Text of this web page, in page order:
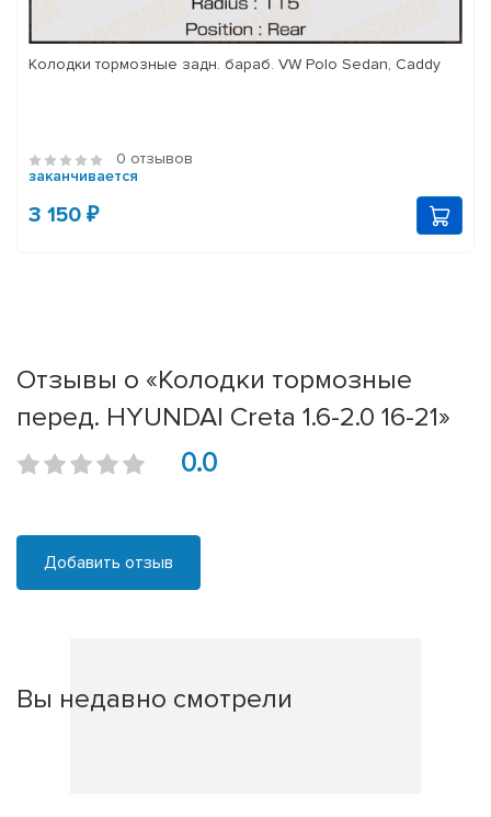
Колодки тормозные задн. бараб. VW Polo Sedan, Caddy
0 отзывов
заканчивается
3 150 ₽
Отзывы о «Колодки тормозные
перед. HYUNDAI Creta 1.6-2.0 16-21»
0.0
Добавить отзыв
Вы недавно смотрели